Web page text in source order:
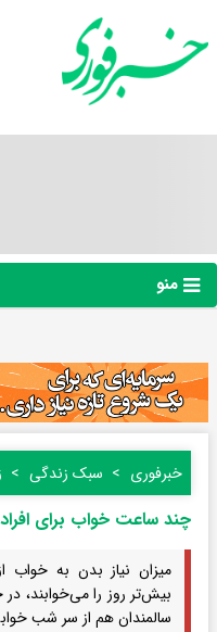
منو
خبرفوری سبک زندگی
چند ساعت خواب برای
میزان نیاز بدن به خواب
بیش‌تر روز را می‌خوابند،
سالمندان هم از سر شب